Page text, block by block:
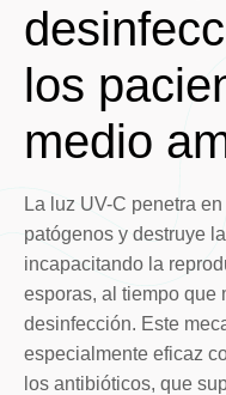
los
medio
La luz UV-C penetra
patógenos y destruye
incapacitando la
esporas, al tiempo que
desinfección. Este
especialmente eficaz
los antibióticos, que